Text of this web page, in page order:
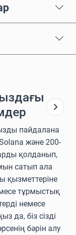
пайдалана
және 200-
қолданып,
сатып ала
қызметтеріне
тұрмыстық
немесе
да, біз сізді
бәрін алу